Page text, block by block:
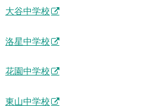
大谷中学校
洛星中学校
花園中学校
東山中学校